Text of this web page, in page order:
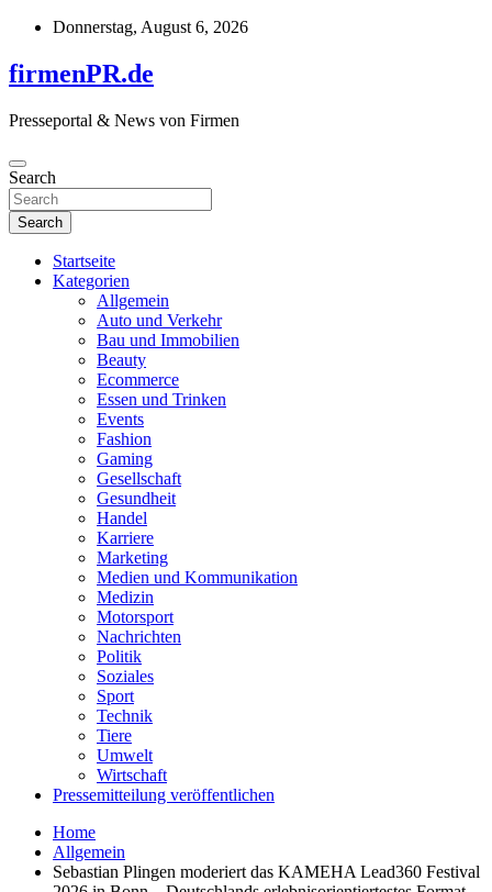
Skip
content
Donnerstag, August 6, 2026
firmenPR.de
Presseportal & News von Firmen
Search
Search
Startseite
Kategorien
Allgemein
Auto und Verkehr
Bau und Immobilien
Beauty
Ecommerce
Essen und Trinken
Events
Fashion
Gaming
Gesellschaft
Gesundheit
Handel
Karriere
Marketing
Medien und Kommunikation
Medizin
Motorsport
Nachrichten
Politik
Soziales
Sport
Technik
Tiere
Umwelt
Wirtschaft
Pressemitteilung veröffentlichen
Home
Allgemein
Sebastian Plingen moderiert das KAMEHA Lead360 Festival